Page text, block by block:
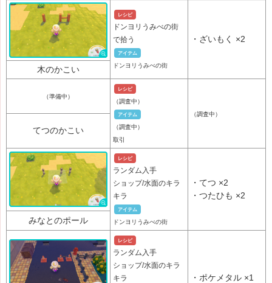
レシピ
ドンヨリうみべの街
で拾う
アイテム
ドンヨリうみべの街
・ ざいもく ×2
木のかこい
（準備中）
レシピ
（調査中）
アイテム
（調査中）
取引
（調査中）
てつのかこい
レシピ
ランダム入手
ショップ/水面のキラ
キラ
アイテム
ドンヨリうみべの街
・ てつ ×2
・ つたひも ×2
みなとのポール
レシピ
ランダム入手
ショップ/水面のキラ
キラ
・ ポケメタル ×1